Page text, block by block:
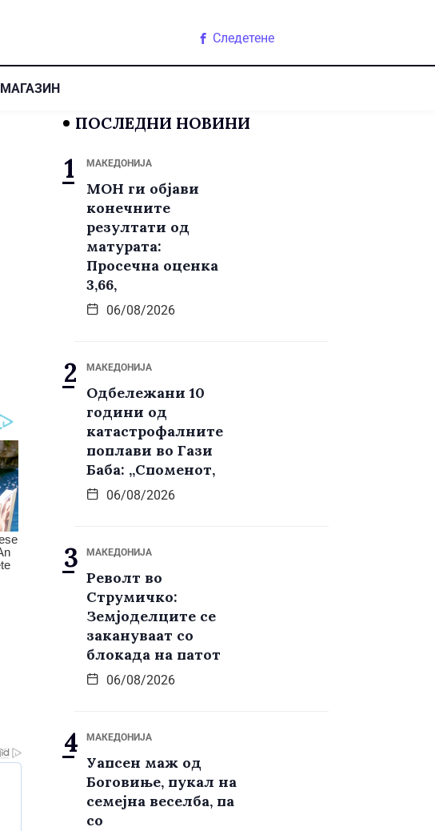
Следетене
МАГАЗИН
ПОСЛЕДНИ НОВИНИ
МАКЕДОНИЈА
МОН ги објави
конечните
резултати од
матурата:
Просечна оценка
3,66,
06/08/2026
МАКЕДОНИЈА
Одбележани 10
години од
катастрофалните
поплави во Гази
Баба: „Споменот,
06/08/2026
МАКЕДОНИЈА
Револт во
Струмичко:
Земјоделците се
закануваат со
блокада на патот
06/08/2026
МАКЕДОНИЈА
Уапсен маж од
Боговиње, пукал на
семејна веселба, па
со